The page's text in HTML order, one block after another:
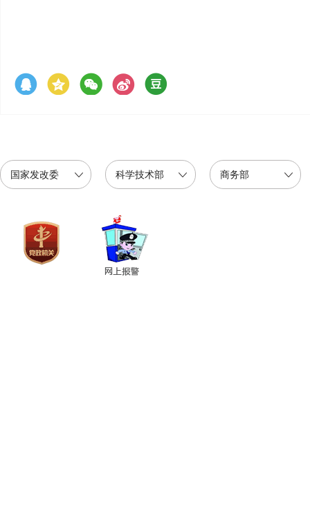
国家发改委 科学技术部 商务部